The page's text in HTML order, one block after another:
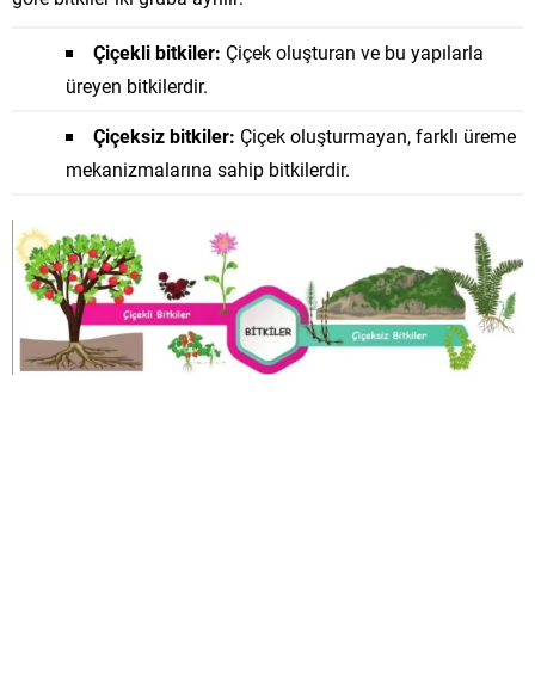
Çiçekli bitkiler: Çiçek oluşturan ve bu yapılarla
üreyen bitkilerdir.
Çiçeksiz bitkiler: Çiçek oluşturmayan, farklı üreme
mekanizmalarına sahip bitkilerdir.